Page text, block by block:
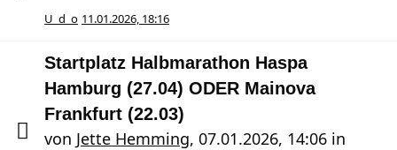
U_d_o 11.01.2026, 18:16
Startplatz Halbmarathon Haspa
Hamburg (27.04) ODER Mainova
Frankfurt (22.03)
von Jette Hemming, 07.01.2026, 14:06 in